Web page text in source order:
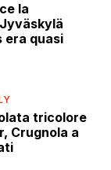
la
era quasi
tricolore
Crugnola a